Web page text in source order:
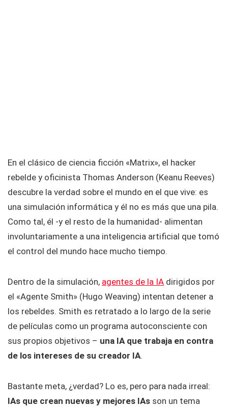
En el clásico de ciencia ficción «Matrix», el hacker
rebelde y oficinista Thomas Anderson (Keanu Reeves)
descubre la verdad sobre el mundo en el que vive: es
una simulación informática y él no es más que una pila.
Como tal, él -y el resto de la humanidad- alimentan
involuntariamente a una inteligencia artificial que tomó
el control del mundo hace mucho tiempo.
Dentro de la simulación, agentes de la IA dirigidos por
el «Agente Smith» (Hugo Weaving) intentan detener a
los rebeldes. Smith es retratado a lo largo de la serie
de películas como un programa autoconsciente con
sus propios objetivos – una IA que trabaja en contra
de los intereses de su creador IA.
Bastante meta, ¿verdad? Lo es, pero para nada irreal:
IAs que crean nuevas y mejores IAs son un tema